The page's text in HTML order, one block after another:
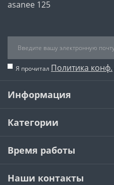
Я прочитал Политика конф.
Информация
Категории
Время работы
Наши контакты